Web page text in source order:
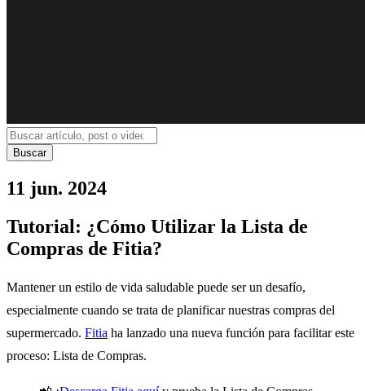
Buscar
11 jun. 2024
Tutorial: ¿Cómo Utilizar la Lista de
Compras de Fitia?
Mantener un estilo de vida saludable puede ser un desafío,
especialmente cuando se trata de planificar nuestras compras del
supermercado. Fitia ha lanzado una nueva función para facilitar este
proceso: Lista de Compras.